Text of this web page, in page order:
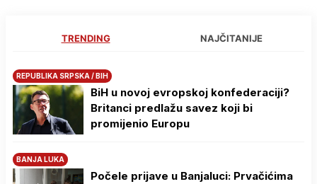
TRENDING NAJČITANIJE
REPUBLIKA SRPSKA / BIH
BiH u novoj evropskoj konfederaciji?
Britanci predlažu savez koji bi
promijenio Europu
BANJA LUKA
Počele prijave u Banjaluci: Prvačićima